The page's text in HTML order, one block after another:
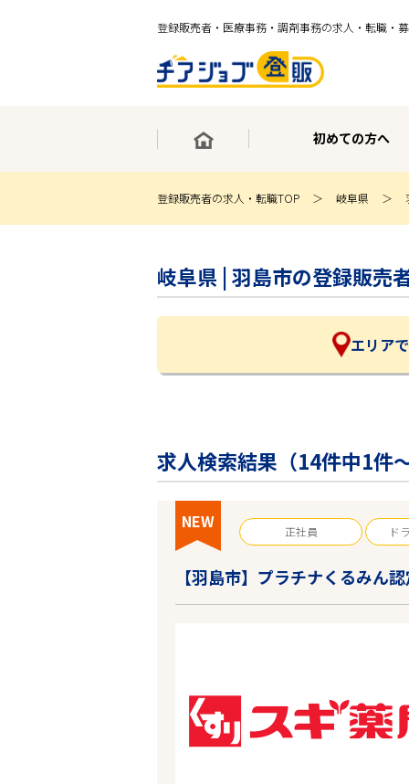
登録販売者・医療事務・調剤事務の求人・転職・
初めての方へ
登録販売者の求人・転職TOP 岐阜県
岐阜県 | 羽島市の登録販売
エリア
求人検索結果（14件中1件
NEW 正社員 ド
【羽島市】プラチナくるみん